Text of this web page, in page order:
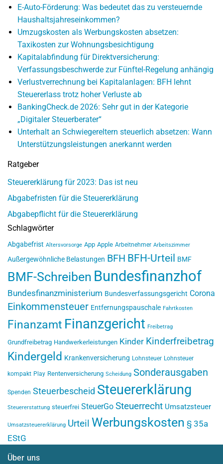
E-Auto-Förderung: Was bedeutet das zu versteuernde
Haushaltsjahreseinkommen?
Umzugskosten als Werbungskosten absetzen:
Taxikosten zur Wohnungsbesichtigung
Kapitalabfindung für Direktversicherung:
Verfassungsbeschwerde zur Fünftel-Regelung anhängig
Verlustverrechnung bei Kapitalanlagen: BFH lehnt
Steuererlass trotz hoher Verluste ab
BankingCheck.de 2026: Sehr gut in der Kategorie
„Digitaler Steuerberater“
Unterhalt an Schwiegereltern steuerlich absetzen: Wann
Unterstützungsleistungen anerkannt werden
Ratgeber
Steuererklärung für 2023: Das ist neu
Abgabefristen für die Steuererklärung
Abgabepflicht für die Steuererklärung
Schlagwörter
Abgabefrist Altersvorsorge App Apple Arbeitnehmer Arbeitszimmer
Außergewöhnliche Belastungen BFH BFH-Urteil BMF
BMF-Schreiben Bundesfinanzhof
Bundesfinanzministerium Bundesverfassungsgericht Corona
Einkommensteuer Entfernungspauschale Fahrtkosten
Finanzamt Finanzgericht Freibetrag
Grundfreibetrag Handwerkerleistungen Kinder Kinderfreibetrag
Kindergeld Krankenversicherung Lohnsteuer Lohnsteuer
kompakt Play Rentenversicherung Scheidung Sonderausgaben
Spenden Steuerbescheid Steuererklärung
Steuererstattung steuerfrei SteuerGo Steuerrecht Umsatzsteuer
Umsatzsteuererklärung Urteil Werbungskosten § 35a
EStG
Über uns